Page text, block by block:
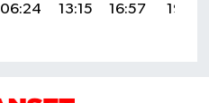
06:24 13:15 16:57 19:55